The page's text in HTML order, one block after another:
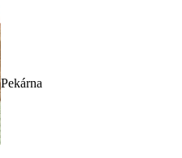
Pekárna